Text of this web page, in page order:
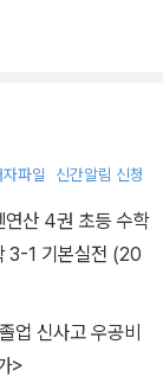
게 나타납니다.
유형으로 분류하
자파일 신간알림 신청
연산 4권 초등 수학
3-1 기본실전 (20
업 신사고 우공비
10-가>